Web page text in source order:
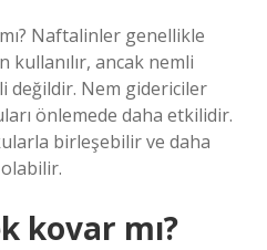
Naftalinler genellikle
ancak nemli
değildir. Nem gidericiler
önlemede daha etkilidir.
birleşebilir ve daha
kovar mı?